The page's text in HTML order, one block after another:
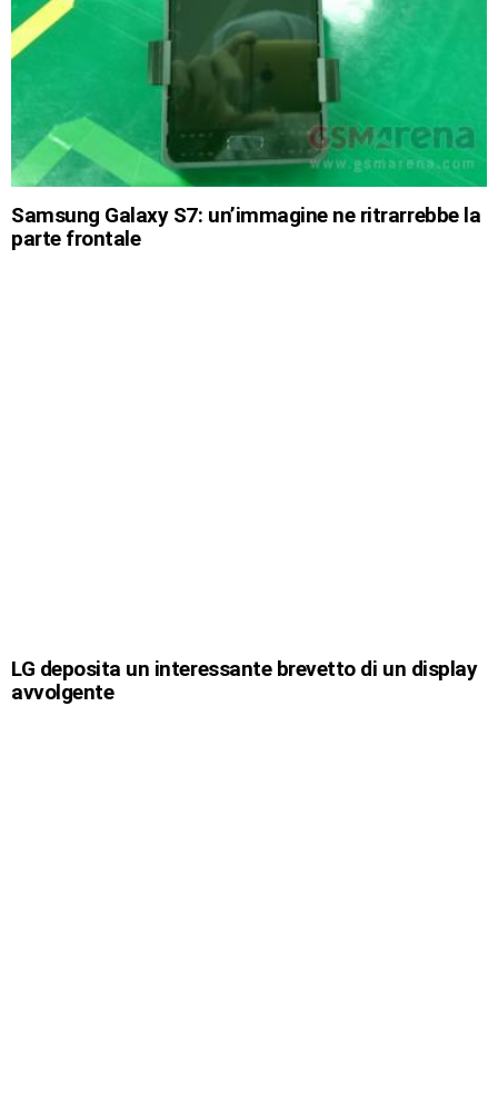
Samsung Galaxy S7: un’immagine ne ritrarrebbe la
parte frontale
LG deposita un interessante brevetto di un display
avvolgente